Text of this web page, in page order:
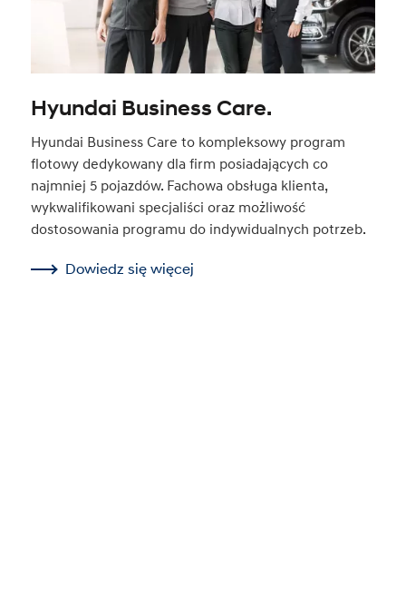
Hyundai Business Care.
Hyundai Business Care to kompleksowy program
flotowy dedykowany dla firm posiadających co
najmniej 5 pojazdów. Fachowa obsługa klienta,
wykwalifikowani specjaliści oraz możliwość
dostosowania programu do indywidualnych potrzeb.
Dowiedz się więcej